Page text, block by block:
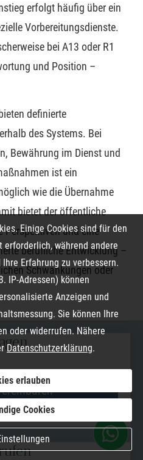
erfolgt häufig über ein
Vorbereitungsdienste.
bei A13 oder R1
und Position –
definierte
des Systems. Bei
Bewährung im Dienst und
ist ein
wie die Übernahme
bietet der öffentliche
Perspektiven und eine
berufliche Entwicklung –
Schwankungen oder
Einige Cookies sind für den
während andere
Erfahrung zu verbessern.
IP-Adressen) können
Anzeigen und
Sie können Ihre
oder widerrufen. Nähere
Datenschutzerklärung.
erlauben
Cookies